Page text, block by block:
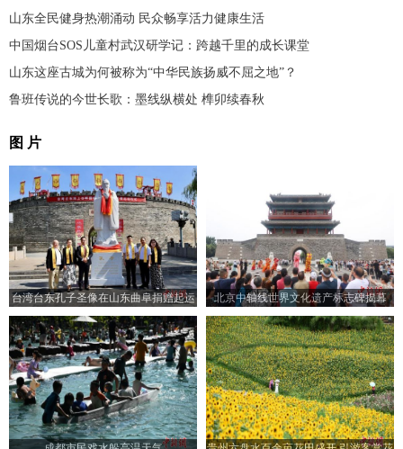
山东全民健身热潮涌动 民众畅享活力健康生活
中国烟台SOS儿童村武汉研学记：跨越千里的成长课堂
山东这座古城为何被称为“中华民族扬威不屈之地”？
鲁班传说的今世长歌：墨线纵横处 榫卯续春秋
图 片
台湾台东孔子圣像在山东曲阜捐赠起运 北京中轴线世界文化遗产标志碑揭幕